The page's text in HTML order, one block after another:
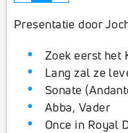
Presentatie door
Zoek eerst het
Lang zal ze
Sonate
Abba, Vader
Once in Royal